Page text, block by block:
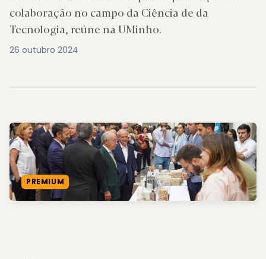
colaboração no campo da Ciência de da
Tecnologia, reúne na UMinho.
26 outubro 2024
PREMIUM